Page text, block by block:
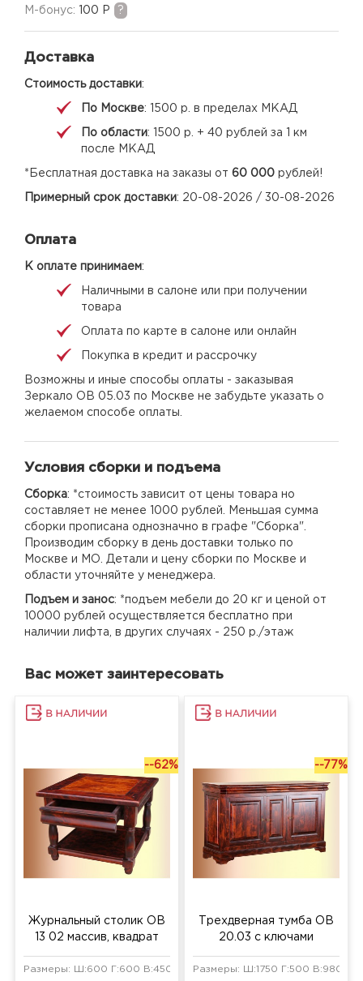
M-бонус: 100 Р ?
Доставка
Стоимость доставки:
По Москве: 1500 р. в пределах МКАД
По области: 1500 р. + 40 рублей за 1 км
после МКАД
*Бесплатная доставка на заказы от 60 000 рублей!
Примерный срок доставки: 20-08-2026 / 30-08-2026
Оплата
К оплате принимаем:
Наличными в салоне или при получении
товара
Оплата по карте в салоне или онлайн
Покупка в кредит и рассрочку
Возможны и иные способы оплаты - заказывая
Зеркало ОВ 05.03 по Москве не забудьте указать о
желаемом способе оплаты.
Условия сборки и подъема
Сборка: *стоимость зависит от цены товара но
составляет не менее 1000 рублей. Меньшая сумма
сборки прописана однозначно в графе "Сборка".
Производим сборку в день доставки только по
Москве и МО. Детали и цену сборки по Москве и
области уточняйте у менеджера.
Подъем и занос: *подъем мебели до 20 кг и ценой от
10000 рублей осуществляется бесплатно при
наличии лифта, в других случаях - 250 р./этаж
Вас может заинтересовать
--62%
Журнальный столик ОВ
13 02 массив, квадрат
Размеры: Ш:600 Г:600 В:450 мм
--77%
Трехдверная тумба ОВ
20.03 с ключами
Размеры: Ш:1750 Г:500 В:980 мм